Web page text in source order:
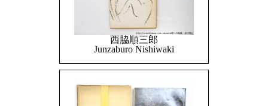
西脇順三郎
Junzaburo Nishiwaki